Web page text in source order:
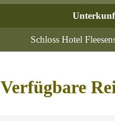
Schloss Hotel
Verfügbare